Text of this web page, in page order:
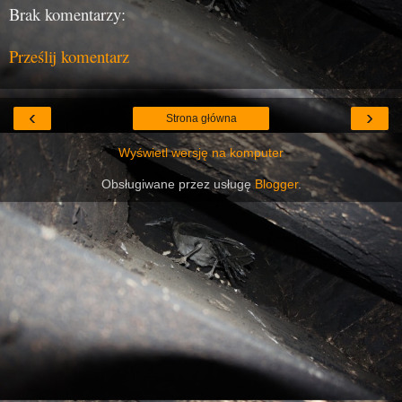
Brak komentarzy:
Prześlij komentarz
‹ ›
Strona główna
Wyświetl wersję na komputer
Obsługiwane przez usługę Blogger.